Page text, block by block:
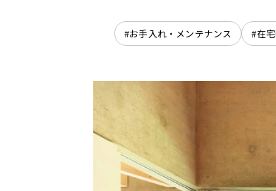
#お手入れ・メンテナンス #在